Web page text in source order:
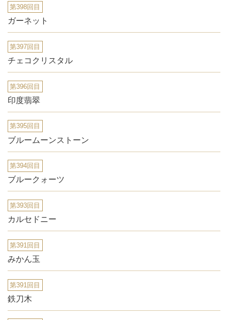
第398回目
ガーネット
第397回目
チェコクリスタル
第396回目
印度翡翠
第395回目
ブルームーンストーン
第394回目
ブルークォーツ
第393回目
カルセドニー
第391回目
みかん玉
第391回目
鉄刀木